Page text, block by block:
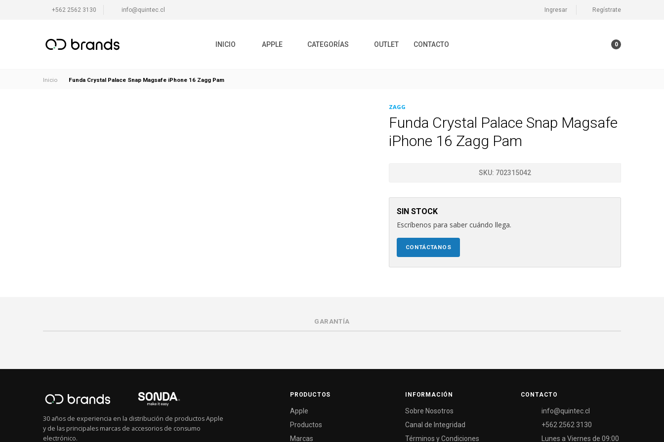
+562 2562 3130 info@quintec.cl Ingresar Regístrate
INICIO APPLE CATEGORÍAS OUTLET CONTACTO 0
Inicio Funda Crystal Palace Snap Magsafe iPhone 16 Zagg Pam
ZAGG
Funda Crystal Palace Snap Magsafe
iPhone 16 Zagg Pam
SKU: 702315042
SIN STOCK
Escríbenos para saber cuándo llega.
CONTÁCTANOS
GARANTÍA
30 años de experiencia en la distribución de productos Apple
y de las principales marcas de accesorios de consumo
electrónico.
PRODUCTOS
Apple
Productos
Marcas
INFORMACIÓN
Sobre Nosotros
Canal de Integridad
Términos y Condiciones
CONTACTO
info@quintec.cl
+562 2562 3130
Lunes a Viernes de 09:00